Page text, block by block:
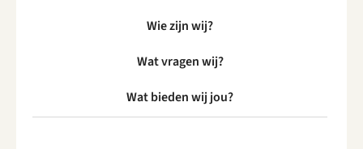
Wie zijn wij?
Wat vragen wij?
Wat bieden wij jou?